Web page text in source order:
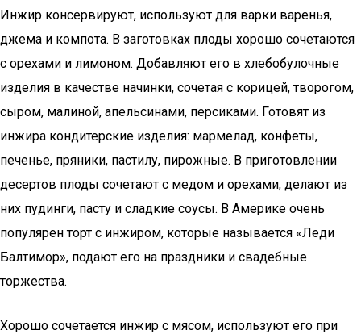
Инжир консервируют, используют для варки варенья,
джема и компота. В заготовках плоды хорошо сочетаются
с орехами и лимоном. Добавляют его в хлебобулочные
изделия в качестве начинки, сочетая с корицей, творогом,
сыром, малиной, апельсинами, персиками. Готовят из
инжира кондитерские изделия: мармелад, конфеты,
печенье, пряники, пастилу, пирожные. В приготовлении
десертов плоды сочетают с медом и орехами, делают из
них пудинги, пасту и сладкие соусы. В Америке очень
популярен торт с инжиром, которые называется «Леди
Балтимор», подают его на праздники и свадебные
торжества.
Хорошо сочетается инжир с мясом, используют его при